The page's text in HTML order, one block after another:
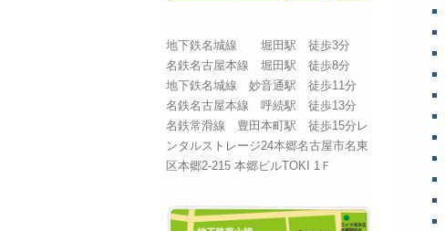
地下鉄名城線 堀田駅 徒歩3分
名鉄名古屋本線 堀田駅 徒歩8分
地下鉄名城線 妙音通駅 徒歩11分
名鉄名古屋本線 呼続駅 徒歩13分
名鉄常滑線 豊田本町駅 徒歩15分レ
ンタルストレージ24本郷名古屋市名東
区本郷2-215 本郷ビルTOKI 1Ｆ